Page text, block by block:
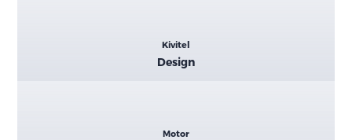
Kivitel
Design
Motor